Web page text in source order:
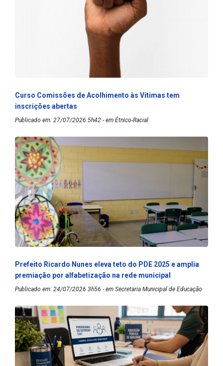
Curso Comissões de Acolhimento às Vítimas tem
inscrições abertas
Publicado em: 27/07/2026 5h42 - em Étnico-Racial
Prefeito Ricardo Nunes eleva teto do PDE 2025 e amplia
premiação por alfabetização na rede municipal
Publicado em: 24/07/2026 3h56 - em Secretaria Municipal de Educação